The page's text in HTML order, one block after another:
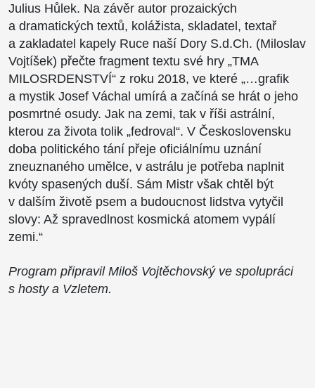
Julius Hůlek. Na závěr autor prozaických
a dramatických textů, kolážista, skladatel, textař
a zakladatel kapely Ruce naší Dory S.d.Ch. (Miloslav
Vojtíšek) přečte fragment textu své hry „TMA
MILOSRDENSTVÍ“ z roku 2018, ve které „…grafik
a mystik Josef Váchal umírá a začíná se hrát o jeho
posmrtné osudy. Jak na zemi, tak v říši astrální,
kterou za života tolik „fedroval“. V Československu
doba politického tání přeje oficiálnímu uznání
zneuznaného umělce, v astrálu je potřeba naplnit
kvóty spasených duší. Sám Mistr však chtěl být
v dalším životě psem a budoucnost lidstva vytyčil
slovy: Až spravedlnost kosmická atomem vypálí
zemi.“
Program připravil Miloš Vojtěchovský ve spolupráci
s hosty a Vzletem.